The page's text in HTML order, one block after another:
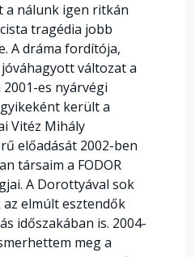
a nálunk igen ritkán
tragédia jobb
A dráma fordítója,
változat a
es nyárvégi
került a
Vitéz Mihály
előadását 2002-ben
társaim a FODOR
A Dorottyával sok
elmúlt esztendők
időszakában is. 2004-
meg a